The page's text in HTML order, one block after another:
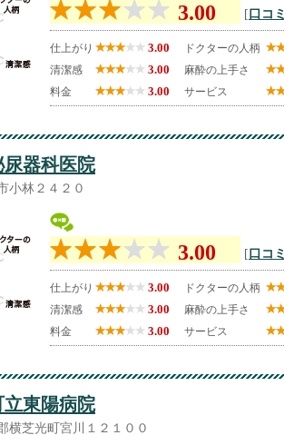
3.00 [口コ
仕上がり 3.00
清潔感 3.00
料金 3.00
ドクターの人柄
麻酔の上手さ
サービス
尿器科医院
小林２４２０
3.00 [口コ
仕上がり 3.00
清潔感 3.00
料金 3.00
ドクターの人柄
麻酔の上手さ
サービス
東陽病院
横芝光町宮川１２１００